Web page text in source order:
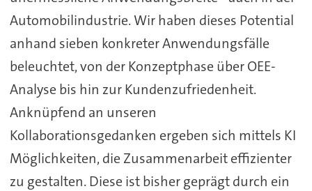
Automobilindustrie. Wir haben dieses Potential
anhand sieben konkreter Anwendungsfälle
beleuchtet, von der Konzeptphase über OEE-
Analyse bis hin zur Kundenzufriedenheit.
Anknüpfend an unseren
Kollaborationsgedanken ergeben sich mittels KI
Möglichkeiten, die Zusammenarbeit effizienter
zu gestalten. Diese ist bisher geprägt durch ein